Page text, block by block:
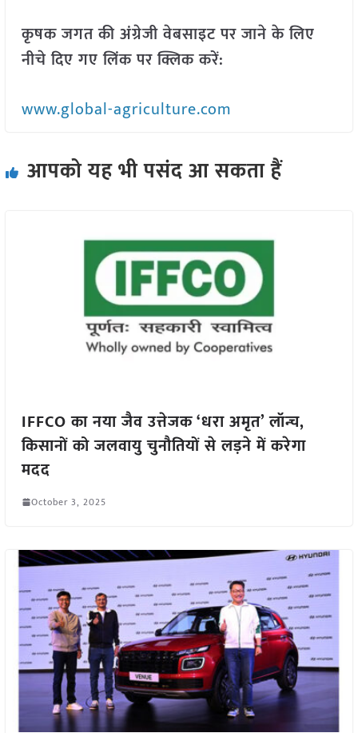
कृषक जगत की अंग्रेजी वेबसाइट पर जाने के लिए
नीचे दिए गए लिंक पर क्लिक करें:
www.global-agriculture.com
आपको यह भी पसंद आ सकता हैं
IFFCO का नया जैव उत्तेजक ‘धरा अमृत’ लॉन्च,
किसानों को जलवायु चुनौतियों से लड़ने में करेगा
मदद
October 3, 2025